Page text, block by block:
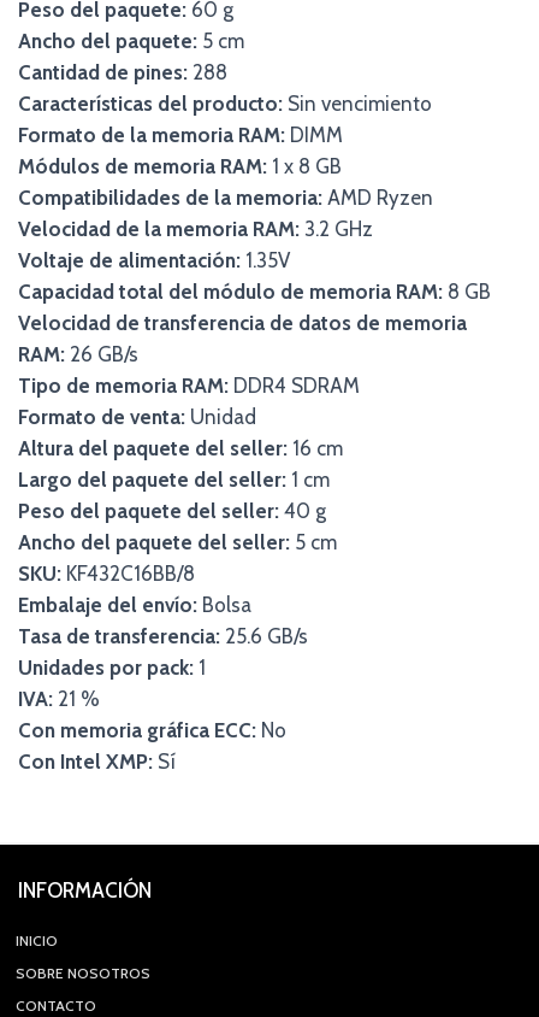
Peso del paquete: 60 g
Ancho del paquete: 5 cm
Cantidad de pines: 288
Características del producto: Sin vencimiento
Formato de la memoria RAM: DIMM
Módulos de memoria RAM: 1 x 8 GB
Compatibilidades de la memoria: AMD Ryzen
Velocidad de la memoria RAM: 3.2 GHz
Voltaje de alimentación: 1.35V
Capacidad total del módulo de memoria RAM: 8 GB
Velocidad de transferencia de datos de memoria
RAM: 26 GB/s
Tipo de memoria RAM: DDR4 SDRAM
Formato de venta: Unidad
Altura del paquete del seller: 16 cm
Largo del paquete del seller: 1 cm
Peso del paquete del seller: 40 g
Ancho del paquete del seller: 5 cm
SKU: KF432C16BB/8
Embalaje del envío: Bolsa
Tasa de transferencia: 25.6 GB/s
Unidades por pack: 1
IVA: 21 %
Con memoria gráfica ECC: No
Con Intel XMP: Sí
INFORMACIÓN
INICIO
SOBRE NOSOTROS
CONTACTO